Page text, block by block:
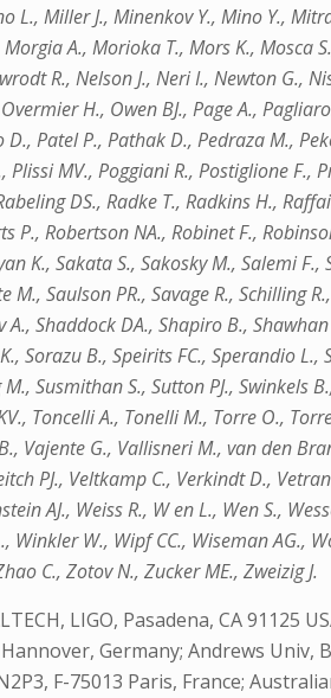
L., Miller J., Minenkov Y., Mino Y.,
A., Morioka T., Mors K., Mosca
R., Nelson J., Neri I., Newton G.,
H., Owen BJ., Page A.,
D., Patel P., Pathak D., Pedraza M.,
Plissi MV., Poggiani R., Postiglione
DS., Radke T., Radkins H.,
P., Robertson NA., Robinet F.,
K., Sakata S., Sakosky M., Salemi
M., Saulson PR., Savage R., Schilling
A., Shaddock DA., Shapiro B.,
Sorazu B., Speirits FC., Sperandio L.,
Susmithan S., Sutton PJ., Swinkels
Toncelli A., Tonelli M., Torre O.,
Vajente G., Vallisneri M., van den
PJ., Veltkamp C., Verkindt D.,
AJ., Weiss R., W en L., Wen S.,
Winkler W., Wipf CC., Wiseman AG.,
C., Zotov N., Zucker ME., Zweizig J.
LIGO, Pasadena, CA 91125
Germany; Andrews Univ,
F-75013 Paris, France;